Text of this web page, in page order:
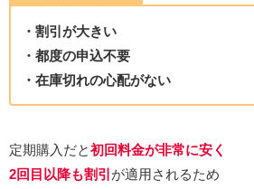
・割引が大きい
・都度の申込不要
・在庫切れの心配がない
定期購入だと初回料金が非常に安く
2回目以降も割引 が適用されるため